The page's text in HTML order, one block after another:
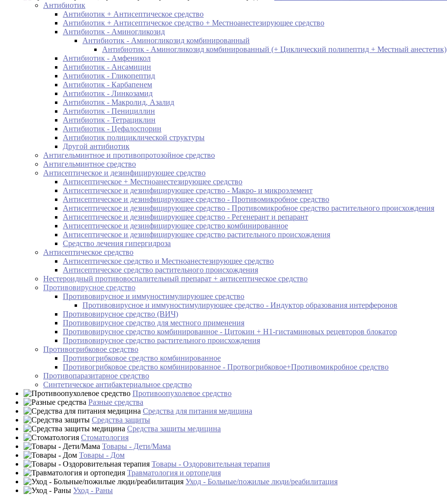
Антибиотик
Антибиотик + Антисептическое средство
Антибиотик + Антисептическое средство + Местноанестезирующее средство
Антибиотик - Аминогликозид
Антибиотик - Аминогликозид комбинированный
Антибиотик - Аминогликозид комбинированный (+ Циклический полипептид + Местный анестетик)
Антибиотик - Амфеникол
Антибиотик - Ансамицин
Антибиотик - Гликопептид
Антибиотик - Карбапенем
Антибиотик - Линкозамид
Антибиотик - Макролид, Азалид
Антибиотик - Пенициллин
Антибиотик - Тетрациклин
Антибиотик - Цефалоспорин
Антибиотик полициклической структуры
Другой антибиотик
Антигельминтное и противопротозойное средство
Антигельминтное средство
Антисептическое и дезинфицирующее средство
Антисептическое + Местноанестезирующее средство
Антисептическое и дезинфицирующее средство - Макро- и микроэлемент
Антисептическое и дезинфицирующее средство - Противомикробное средство
Антисептическое и дезинфицирующее средство - Противомикробное средство растительного происхождения
Антисептическое и дезинфицирующее средство - Регенерант и репарант
Антисептическое и дезинфицирующее средство комбинированное
Антисептическое и дезинфицирующее средство растительного происхождения
Средство лечения гипергидроза
Антисептическое средство
Антисептическое средство и Местноанестезирующее средство
Антисептическое средство растительного происхождения
Нестероидный противовоспалительный препарат + антисептическое средство
Противовирусное средство
Противовирусное и иммуностимулирующее средство
Противовирусное и иммуностимулирующее средство - Индуктор образования интерферонов
Противовирусное средство (ВИЧ)
Противовирусное средство для местного применения
Противовирусное средство комбинированное - Цитокин + Н1-гистаминовых рецевторов блокатор
Противовирусное средство растительного происхождения
Противогрибковое средство
Противогрибковое средство комбинированное
Противогрибковое средство комбинированное - Протвогрибковое+Противомикробное средство
Противопаразитарное средство
Синтетическое антибактериальное средство
Противоопухолевое средство
Разные средства
Средства для питания медицина
Средства защиты
Средства защиты медицина
Стоматология
Товары - Дети/Мама
Товары - Дом
Товары - Оздоровительная терапия
Травматология и ортопедия
Уход - Больные/пожилые люди/реабилитация
Уход - Раны